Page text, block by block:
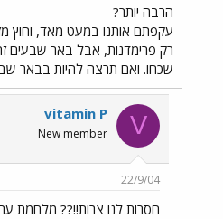
הרבה יותר?
עקפתם אותנו במעט מאד,
רק פרימדנות, אבל באר שבעים
שכחו. ואם תרצה להיות בבאר
V
vitamin P
New member
22/9/04
חסרות לנו צרות!!?? מלחמת